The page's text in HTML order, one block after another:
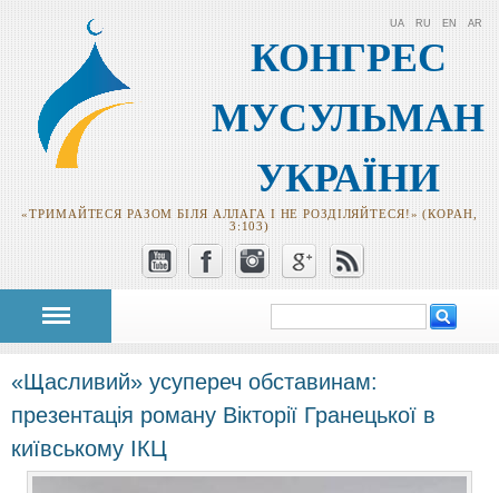
КОНГРЕС
МУСУЛЬМАН
УКРАЇНИ
«ТРИМАЙТЕСЯ РАЗОМ БІЛЯ АЛЛАГА І НЕ РОЗДІЛЯЙТЕСЯ!» (КОРАН,
3:103)
UA RU EN AR
Пошукова
форма
«Щасливий» усупереч обставинам:
презентація роману Вікторії Гранецької в
київському ІКЦ